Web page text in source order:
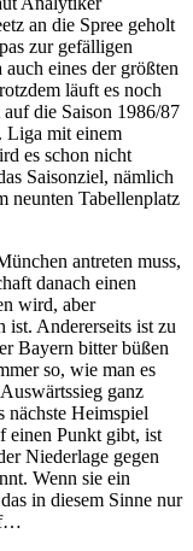
an die Spree geholt
zur gefälligen
eines der größten
läuft es noch
die Saison 1986/87
Liga mit einem
es schon nicht
Saisonziel, nämlich
neunten Tabellenplatz
antreten muss,
danach einen
wird, aber
ist. Andererseits ist zu
Bayern bitter büßen
so, wie man es
ganz
nächste Heimspiel
einen Punkt gibt, ist
Niederlage gegen
Wenn sie ein
in diesem Sinne nur